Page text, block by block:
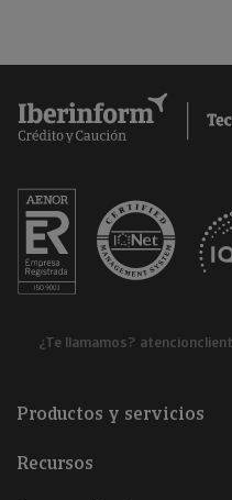
¿Te llamamos?
Productos y servicios
Recursos